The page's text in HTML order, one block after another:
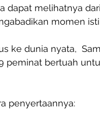
dapat melihatnya
momen
ke dunia nyata,
peminat bertuah
penyertaannya: